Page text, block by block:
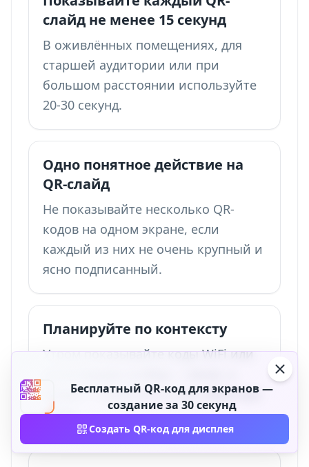
слайд не менее 15 секунд
В оживлённых помещениях, для
старшей аудитории или при
большом расстоянии используйте
20-30 секунд.
Одно понятное действие на
QR-слайд
Не показывайте несколько QR-
кодов на одном экране, если
каждый из них не очень крупный и
ясно подписанный.
Планируйте по контексту
Утром показывайте коды WiFi или
позже — лояльность или обратную
связь.
Бесплатный QR-код для экранов —
создание за 30 секунд
Создать QR-код для дисплея